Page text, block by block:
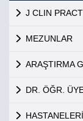
J CLIN
MEZUNLAR
ARAŞTIRMA
DR. ÖĞR.